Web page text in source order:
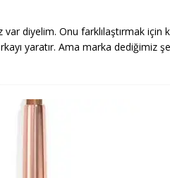
diyelim. Onu farklılaştırmak için
yaratır. Ama marka dediğimiz